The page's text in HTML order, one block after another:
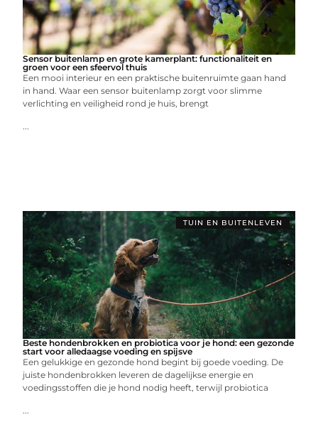
Sensor buitenlamp en grote kamerplant: functionaliteit en
groen voor een sfeervol thuis
Een mooi interieur en een praktische buitenruimte gaan hand
in hand. Waar een sensor buitenlamp zorgt voor slimme
verlichting en veiligheid rond je huis, brengt
...
TUIN EN BUITENLEVEN
Beste hondenbrokken en probiotica voor je hond: een gezonde
start voor alledaagse voeding en spijsve
Een gelukkige en gezonde hond begint bij goede voeding. De
juiste hondenbrokken leveren de dagelijkse energie en
voedingsstoffen die je hond nodig heeft, terwijl probiotica
...